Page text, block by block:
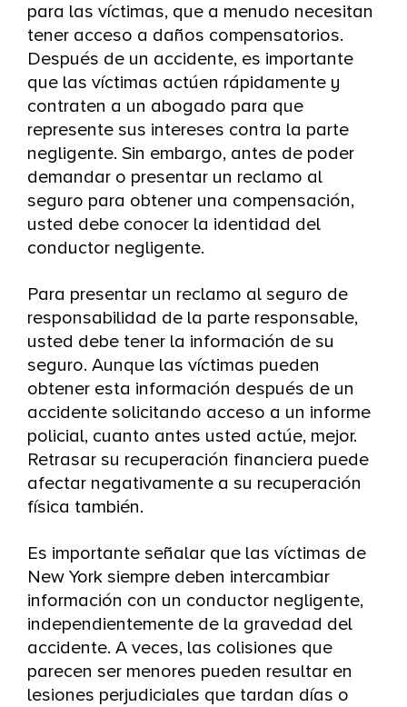
para las víctimas, que a menudo necesitan
tener acceso a daños compensatorios.
Después de un accidente, es importante
que las víctimas actúen rápidamente y
contraten a un abogado para que
represente sus intereses contra la parte
negligente. Sin embargo, antes de poder
demandar o presentar un reclamo al
seguro para obtener una compensación,
usted debe conocer la identidad del
conductor negligente.
Para presentar un reclamo al seguro de
responsabilidad de la parte responsable,
usted debe tener la información de su
seguro. Aunque las víctimas pueden
obtener esta información después de un
accidente solicitando acceso a un informe
policial, cuanto antes usted actúe, mejor.
Retrasar su recuperación financiera puede
afectar negativamente a su recuperación
física también.
Es importante señalar que las víctimas de
New York siempre deben intercambiar
información con un conductor negligente,
independientemente de la gravedad del
accidente. A veces, las colisiones que
parecen ser menores pueden resultar en
lesiones perjudiciales que tardan días o